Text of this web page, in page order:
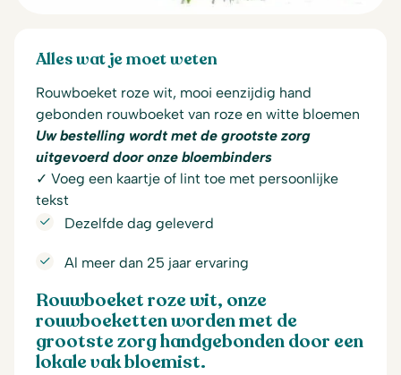
Alles wat je moet weten
Rouwboeket roze wit, mooi eenzijdig hand
gebonden rouwboeket van roze en witte bloemen
Uw bestelling wordt met de grootste zorg
uitgevoerd door onze bloembinders
✓ Voeg een kaartje of lint toe met persoonlijke
tekst
Dezelfde dag geleverd
Al meer dan 25 jaar ervaring
Rouwboeket roze wit, onze
rouwboeketten worden met de
grootste zorg handgebonden door een
lokale vak bloemist.